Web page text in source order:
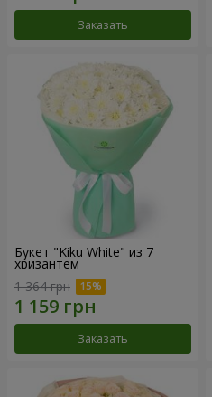
Заказать
Букет "Kiku White" из 7
хризантем
1 364 грн
Заказать